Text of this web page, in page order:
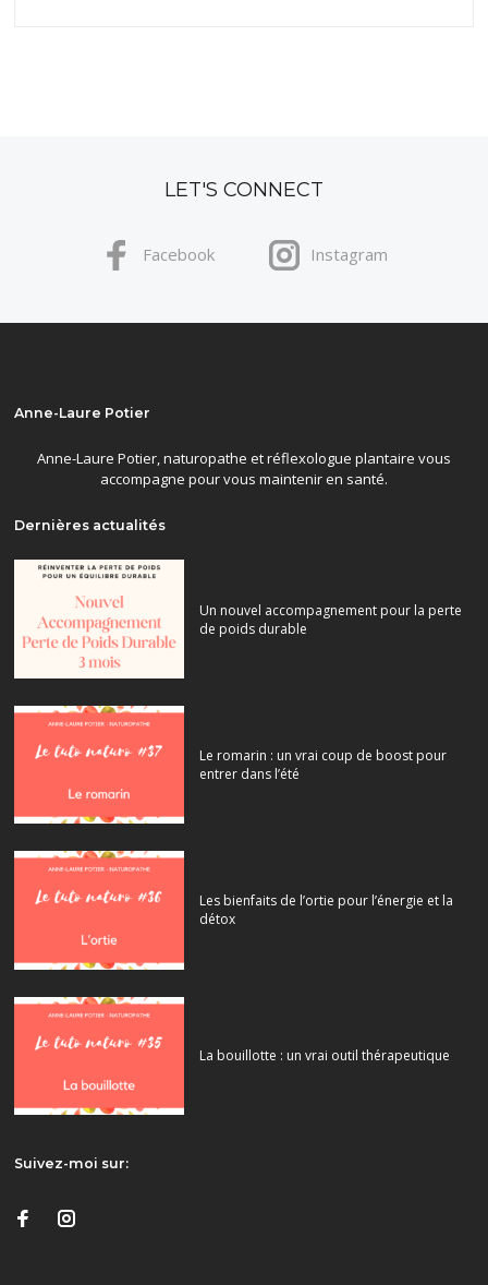
LET'S CONNECT
Facebook Instagram
Anne-Laure Potier
Anne-Laure Potier, naturopathe et réflexologue plantaire vous
accompagne pour vous maintenir en santé.
Dernières actualités
Un nouvel accompagnement pour la perte
de poids durable
Le romarin : un vrai coup de boost pour
entrer dans l’été
Les bienfaits de l’ortie pour l’énergie et la
détox
La bouillotte : un vrai outil thérapeutique
Suivez-moi sur: